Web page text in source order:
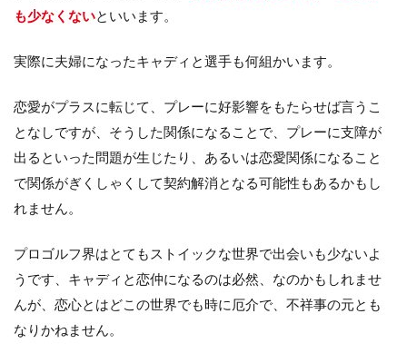
も少なくないといいます。
実際に夫婦になったキャディと選手も何組かいます。
恋愛がプラスに転じて、プレーに好影響をもたらせば言うこ
となしですが、そうした関係になることで、プレーに支障が
出るといった問題が生じたり、あるいは恋愛関係になること
で関係がぎくしゃくして契約解消となる可能性もあるかもし
れません。
プロゴルフ界はとてもストイックな世界で出会いも少ないよ
うです、キャディと恋仲になるのは必然、なのかもしれませ
んが、恋心とはどこの世界でも時に厄介で、不祥事の元とも
なりかねません。